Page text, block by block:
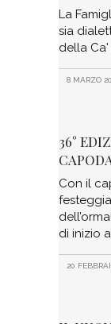
La
sia
della
8 MARZO
36°
Con il
di inizio
20